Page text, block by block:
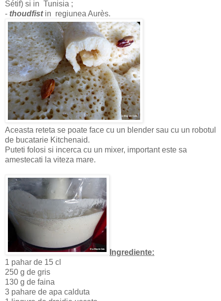
Sétif) si in Tunisia ;
- thoudfistin regiunea Aurès.
Aceasta reteta se poate face cu un blender sau cu un robotul
de bucatarie Kitchenaid.
Puteti folosi si incerca cu un mixer, important este sa
amestecati la viteza mare.
Ingrediente:
1 pahar de 15 cl
250 g de gris
130 g de faina
3 pahare de apa calduta